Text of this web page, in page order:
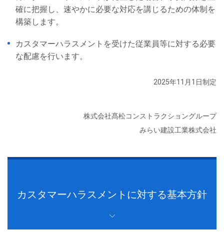
確に把握し、速やかに必要な対応を講じるための体制を
構築します。
カスタマーハラスメントを受けた従業員等に対する必要
な配慮を行います。
2025年11月1日制定
株式会社髙松コンストラクショングループ
みらい建設工業株式会社
カスタマーハラスメントに対する基本方針